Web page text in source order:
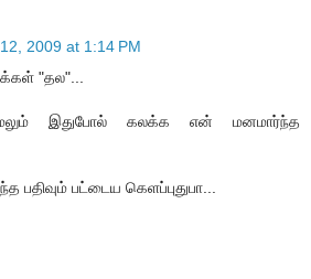
2009 at 1:14 PM
"தல"...
இதுபோல் கலக்க என் மனமார்ந்த
பதிவும் பட்டைய கெளப்புதுபா...